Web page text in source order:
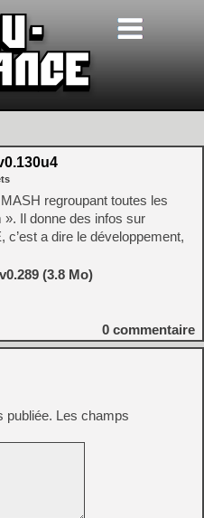
MASH regroupant toutes les
Il donne des infos sur
c’est a dire le développement,
(3.8 Mo)
0 commentaire
publiée. Les champs